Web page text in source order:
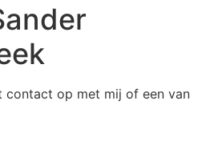
contact op met mij of een van